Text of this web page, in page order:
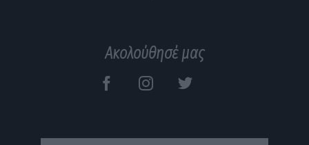
Ακολούθησέ μας